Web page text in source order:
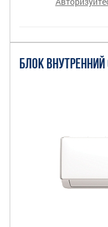
БЛОК ВНУТРЕННИЙ